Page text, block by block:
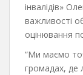
інвалідів»
важливості
оцінювання
“Ми маємо
громадах,